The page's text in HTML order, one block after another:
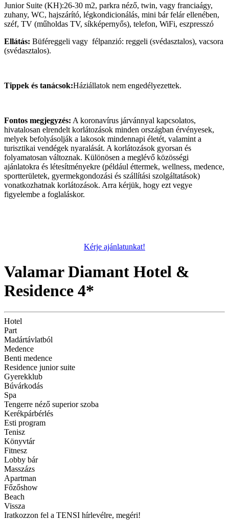
Junior Suite (KH):26-30 m2, parkra néző, twin, vagy franciaágy,
zuhany, WC, hajszárító, légkondicionálás, mini bár felár ellenében,
széf, TV (műholdas TV, síkképernyős), telefon, WiFi, eszpresszó
Ellátás: Büféreggeli vagy félpanzió: reggeli (svédasztalos), vacsora
(svédasztalos).
Tippek és tanácsok:Háziállatok nem engedélyezettek.
Fontos megjegyzés: A koronavírus járvánnyal kapcsolatos,
hivatalosan elrendelt korlátozások minden országban érvényesek,
melyek befolyásolják a lakosok mindennapi életét, valamint a
turisztikai vendégek nyaralását. A korlátozások gyorsan és
folyamatosan változnak. Különösen a meglévő közösségi
ajánlatokra és létesítményekre (például éttermek, wellness, medence,
sportterületek, gyermekgondozási és szállítási szolgáltatások)
vonatkozhatnak korlátozások. Arra kérjük, hogy ezt vegye
figyelembe a foglaláskor.
Kérje ajánlatunkat!
Valamar Diamant Hotel &
Residence 4*
Hotel
Part
Madártávlatból
Medence
Benti medence
Residence junior suite
Gyerekklub
Búvárkodás
Spa
Tengerre néző superior szoba
Kerékpárbérlés
Esti program
Tenisz
Könyvtár
Fitnesz
Lobby bár
Masszázs
Apartman
Főzőshow
Beach
Vissza
Iratkozzon fel a TENSI hírlevélre, megéri!